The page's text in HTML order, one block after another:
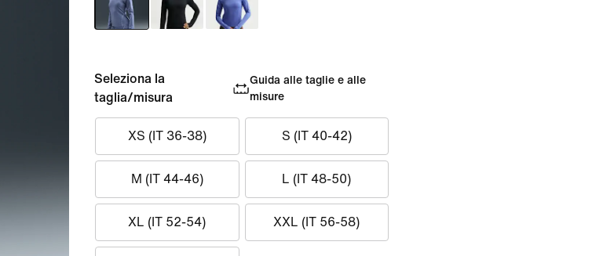
Seleziona la
taglia/misura
Guida alle taglie e alle
misure
XS (IT 36-38) S (IT 40-42)
M (IT 44-46) L (IT 48-50)
XL (IT 52-54) XXL (IT 56-58)